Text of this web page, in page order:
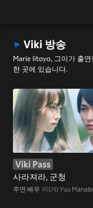
Viki 방송
Marie Iitoyo, 그이가 출
한 곳에 있습니다.
Viki Pass
사라져라, 군청
주연 배우 이(가) Yuu